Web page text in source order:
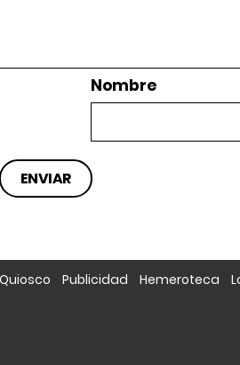
Nombre
Quiosco Publicidad Hemeroteca